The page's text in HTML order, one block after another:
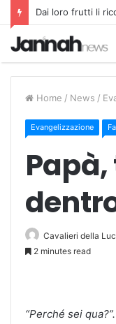
Dai loro frutti li
Home / News /
Evangelizzazione
Cavalieri della
2 minutes read
“Perché sei